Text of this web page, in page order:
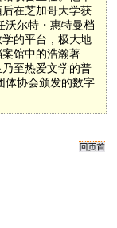
在芝加哥大学获
沃尔特・惠特曼档
的平台，极大地
馆中的浩瀚著
至热爱文学的普
体协会颁发的数字